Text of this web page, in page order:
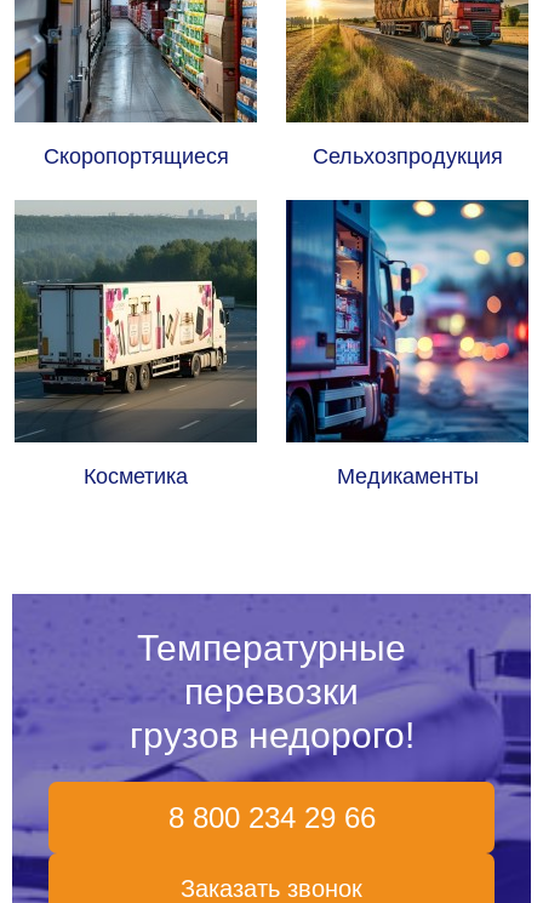
Скоропортящиеся Сельхозпродукция
Косметика Медикаменты
Температурные
перевозки
грузов недорого!
8 800 234 29 66
Заказать звонок